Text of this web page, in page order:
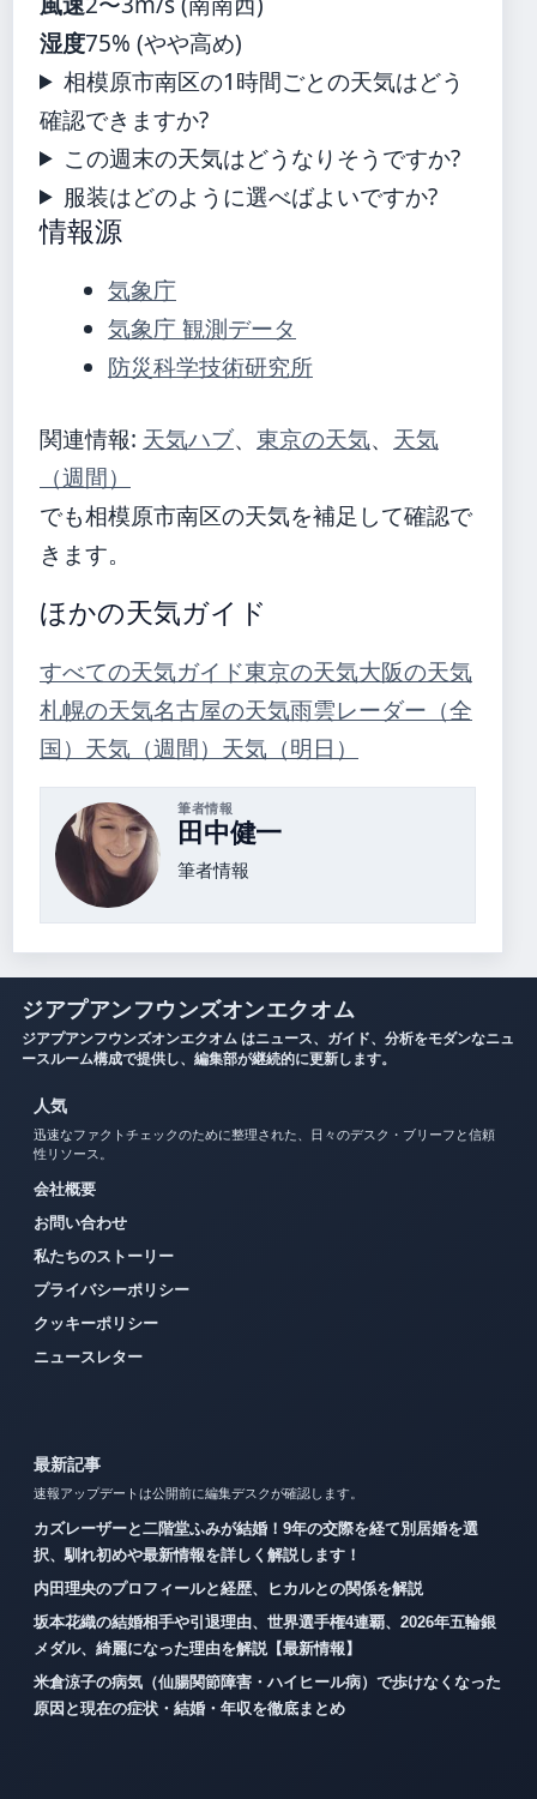
湿度75% (やや高め)
相模原市南区の1時間ごとの天気はどう
確認できますか?
この週末の天気はどうなりそうですか?
服装はどのように選べばよいですか?
情報源
気象庁
気象庁 観測データ
防災科学技術研究所
関連情報: 天気ハブ、 東京の天気、 天気
（週間）
でも相模原市南区の天気を補足して確認で
きます。
ほかの天気ガイド
すべての天気ガイド東京の天気大阪の天気
札幌の天気名古屋の天気雨雲レーダー（全
国） 天気（週間） 天気（明日）
筆者情報
田中健一
筆者情報
ジアプアンフウンズオンエクオム
ジアプアンフウンズオンエクオム はニュース、ガイド、分析をモダンなニュ
ースルーム構成で提供し、編集部が継続的に更新します。
人気
迅速なファクトチェックのために整理された、日々のデスク・ブリーフと信頼
性リソース。
会社概要
お問い合わせ
私たちのストーリー
プライバシーポリシー
クッキーポリシー
ニュースレター
最新記事
速報アップデートは公開前に編集デスクが確認します。
カズレーザーと二階堂ふみが結婚！9年の交際を経て別居婚を選
択、馴れ初めや最新情報を詳しく解説します！
内田理央のプロフィールと経歴、ヒカルとの関係を解説
坂本花織の結婚相手や引退理由、世界選手権4連覇、2026年五輪銀
メダル、綺麗になった理由を解説【最新情報】
米倉涼子の病気（仙腸関節障害・ハイヒール病）で歩けなくなった
原因と現在の症状・結婚・年収を徹底まとめ